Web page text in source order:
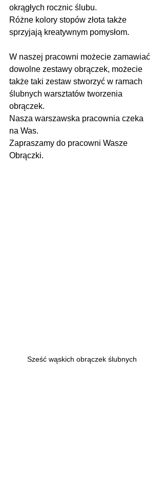
okrągłych rocznic ślubu.
Różne kolory stopów złota także
sprzyjają kreatywnym pomysłom.
W naszej pracowni możecie zamawiać
dowolne zestawy obrączek, możecie
także taki zestaw stworzyć w ramach
ślubnych warsztatów tworzenia
obrączek.
Nasza warszawska pracownia czeka
na Was.
Zapraszamy do pracowni Wasze
Obrączki.
Sześć wąskich obrączek ślubnych